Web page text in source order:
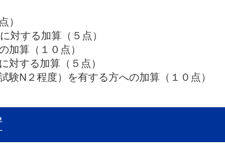
）
対する加算（５点）
算（１０点）
する加算（５点）
N２程度）を有する方への加算（１０点）